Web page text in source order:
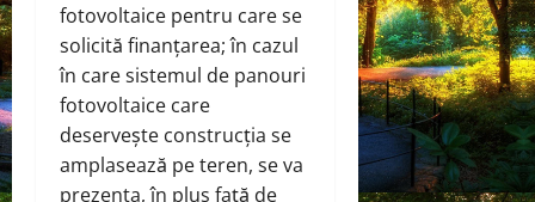
fotovoltaice pentru care se
solicită finanțarea; în cazul
în care sistemul de panouri
fotovoltaice care
deservește construcția se
amplasează pe teren, se va
prezenta, în plus față de